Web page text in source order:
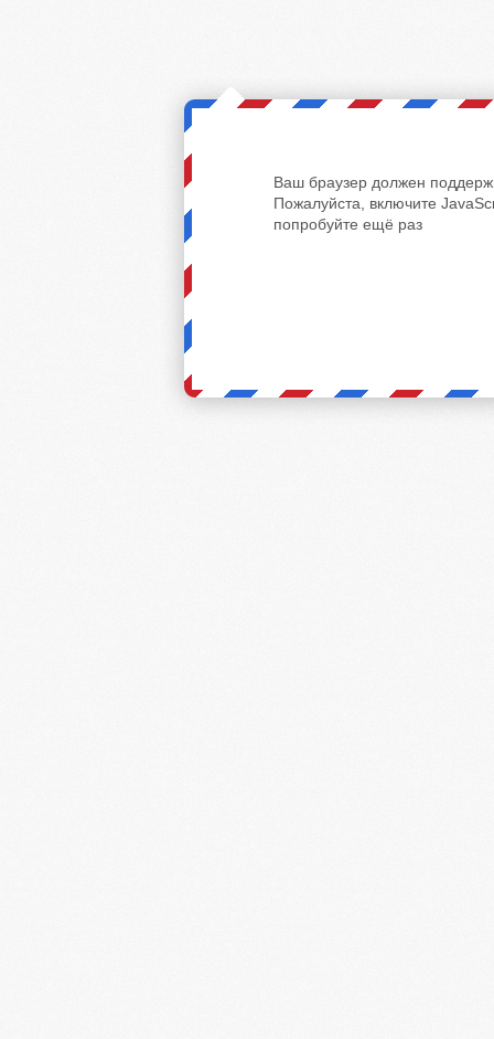
Ваш браузер должен
Пожалуйста, включите
попробуйте ещё раз